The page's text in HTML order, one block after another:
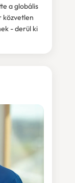
a globális
közvetlen
- derül ki